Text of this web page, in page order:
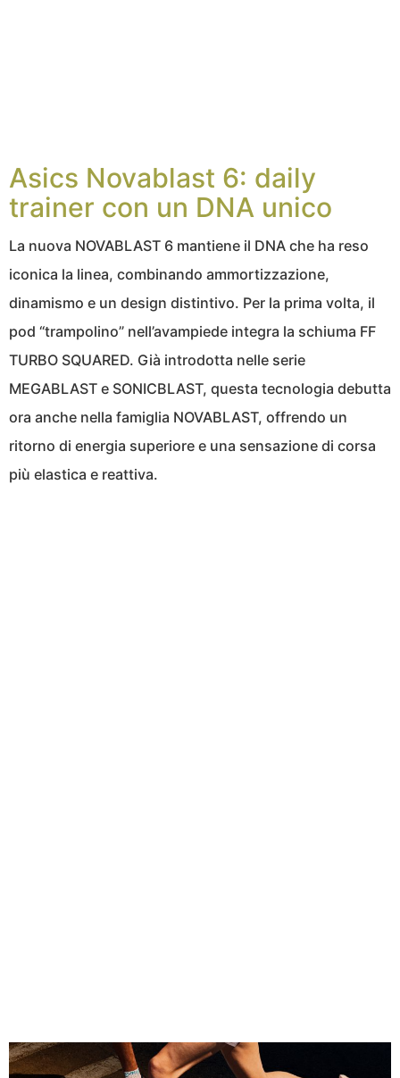
Asics Novablast 6: daily
trainer con un DNA unico
La nuova NOVABLAST 6 mantiene il DNA che ha reso
iconica la linea, combinando ammortizzazione,
dinamismo e un design distintivo. Per la prima volta, il
pod “trampolino” nell’avampiede integra la schiuma FF
TURBO SQUARED. Già introdotta nelle serie
MEGABLAST e SONICBLAST, questa tecnologia debutta
ora anche nella famiglia NOVABLAST, offrendo un
ritorno di energia superiore e una sensazione di corsa
più elastica e reattiva.